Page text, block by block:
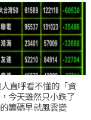
直呼看不懂的「資
今天雖然只小跌了
籌碼早就風雲變